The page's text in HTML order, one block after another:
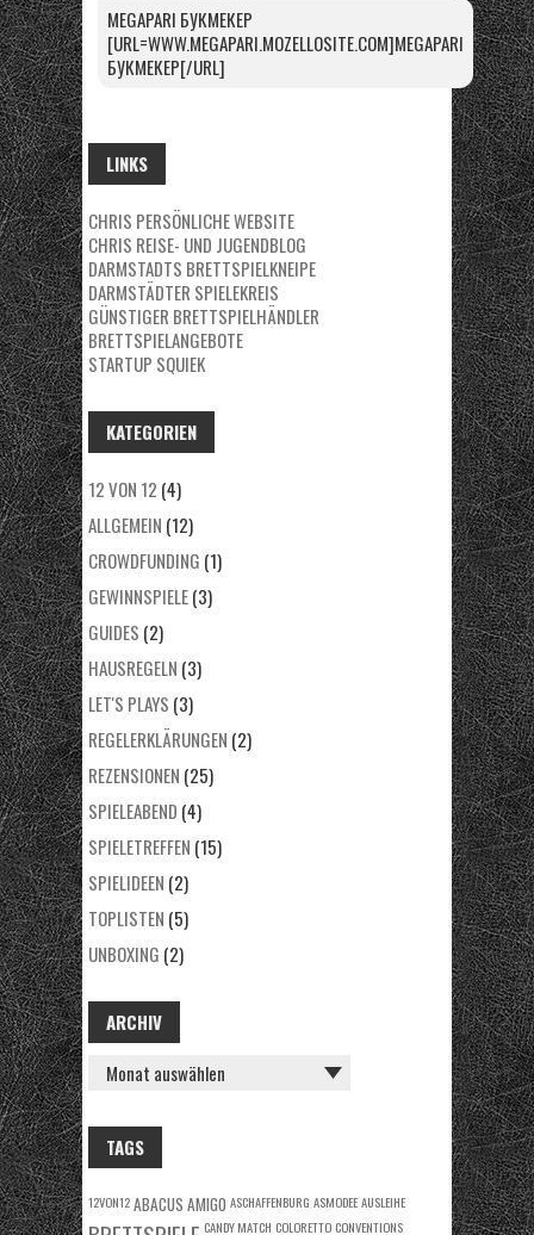
MEGAPARI БУКМЕКЕР
[URL=WWW.MEGAPARI.MOZELLOSITE.COM]MEGAPARI
БУКМЕКЕР[/URL]
LINKS
CHRIS PERSÖNLICHE WEBSITE
CHRIS REISE- UND JUGENDBLOG
DARMSTADTS BRETTSPIELKNEIPE
DARMSTÄDTER SPIELEKREIS
GÜNSTIGER BRETTSPIELHÄNDLER
BRETTSPIELANGEBOTE
STARTUP SQUIEK
KATEGORIEN
12 VON 12 (4)
ALLGEMEIN (12)
CROWDFUNDING (1)
GEWINNSPIELE(3)
GUIDES (2)
HAUSREGELN (3)
LET'S PLAYS (3)
REGELERKLÄRUNGEN (2)
REZENSIONEN (25)
SPIELEABEND (4)
SPIELETREFFEN (15)
SPIELIDEEN (2)
TOPLISTEN (5)
UNBOXING (2)
ARCHIV
ARCHIV
TAGS
12VON12ABACUS AMIGO ASCHAFFENBURG ASMODEEAUSLEIHE
CANDY MATCH COLORETTO CONVENTIONS